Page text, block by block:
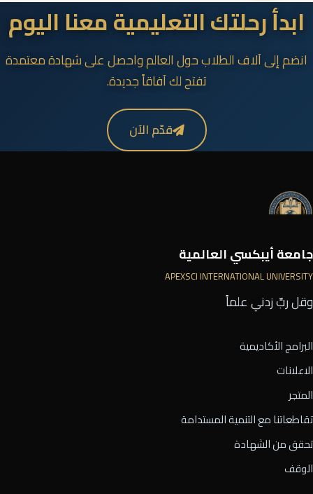
ابدأ رحلتك التعليمية معنا اليوم
انضم إلى آلاف الطلاب حول العالم واحصل على شهادة معتمدة
تفتح لك آفاقاً جديدة.
قدّم الآن
جامعة أيبكسي العالمية
APEXSCI INTERNATIONAL UNIVERSITY
وقل ربِّ زدني علماً
البرامج الأكاديمية
الاعلانات
المتجر
تقاطعاتنا مع التنمية المستدامة
تحقق من الشهادة
الوقف